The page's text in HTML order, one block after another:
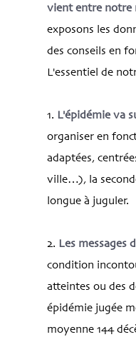
vient entre notre
exposons les
des conseils en
L'essentiel de
1. L'épidémie va
organiser en
adaptées,
ville…), la
longue à juguler.
2. Les messages
condition
atteintes ou des
épidémie jugée
moyenne 144